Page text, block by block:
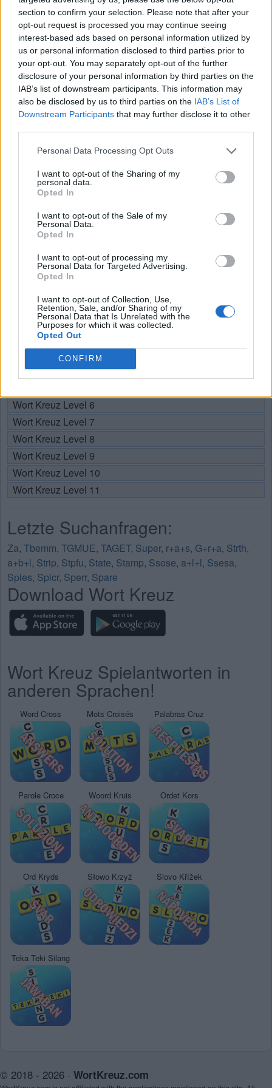
section to confirm your selection. Please note that after your
opt-out request is processed you may continue seeing
interest-based ads based on personal information utilized by
us or personal information disclosed to third parties prior to
your opt-out. You may separately opt-out of the further
disclosure of your personal information by third parties on the
IAB’s list of downstream participants. This information may
also be disclosed by us to third parties on the IAB’s List of
Downstream Participants that may further disclose it to other
Personal Data Processing Opt Outs
I want to opt-out of the Sharing of my
personal data.
Opted In
I want to opt-out of the Sale of my
Personal Data.
Opted In
I want to opt-out of processing my
Personal Data for Targeted Advertising.
Opted In
I want to opt-out of Collection, Use,
Retention, Sale, and/or Sharing of my
Personal Data that Is Unrelated with the
Purposes for which it was collected.
Opted Out
CONFIRM
mit Ihrer Freundesliste, mehr Spieler bedeutet mehr Umsatz
für den Entwickler, also helfen Sie ihm zu wachsen.
Suche nach Buchstaben.
Geben Sie alle Buchstaben
des Puzzles ein:
Suche
nach
Buchstaben.
Puzzles
Wählen Sie Ihr Puzzle aus:
Puzzle nicht gefunden.
Hier können Sie nach Ihrer Antwort anhand der
Levelnummer suchen, aber wir empfehlen Ihnen, die Suche
nach Buchstaben zu verwenden.
Wählen Sie Ihr Level:
Wort Kreuz Level 1
Wort Kreuz Level 2
Wort Kreuz Level 3
Wort Kreuz Level 4
Wort Kreuz Level 6
Wort Kreuz Level 7
Wort Kreuz Level 8
Wort Kreuz Level 9
Wort Kreuz Level 10
Wort Kreuz Level 11
Letzte Suchanfragen:
Za, Tbemm, TGMUE, TAGET, Super, r+a+s, G+r+a, Strth,
a+b+l, Strip, Stpfu, State, Stamp, Ssose, a+l+l, Ssesa,
Spies, Spicr, Sperr, Spare
Download Wort Kreuz
Wort Kreuz Spielantworten in
anderen Sprachen!
Word Cross Mots Croisés Palabras Cruz
Parole Croce Woord Kruis Ordet Kors
Ord Kryds Słowo Krzyż Slovo Křížek
Teka Teki Silang
© 2018 - 2026 · WortKreuz.com